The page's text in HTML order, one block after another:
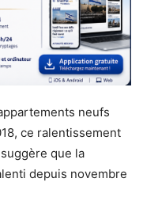
neufs
ce ralentissement
que la
depuis novembre